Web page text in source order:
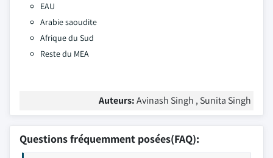
EAU
Arabie saoudite
Afrique du Sud
Reste du MEA
Auteurs:Avinash Singh , Sunita Singh
Questions fréquemment posées(FAQ):